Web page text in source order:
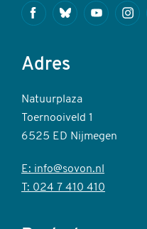
FacebookBlueskyYoutube
Adres
Natuurplaza
Toernooiveld 1
6525 ED Nijmegen
E: info@sovon.nl
T: 024 7 410 410